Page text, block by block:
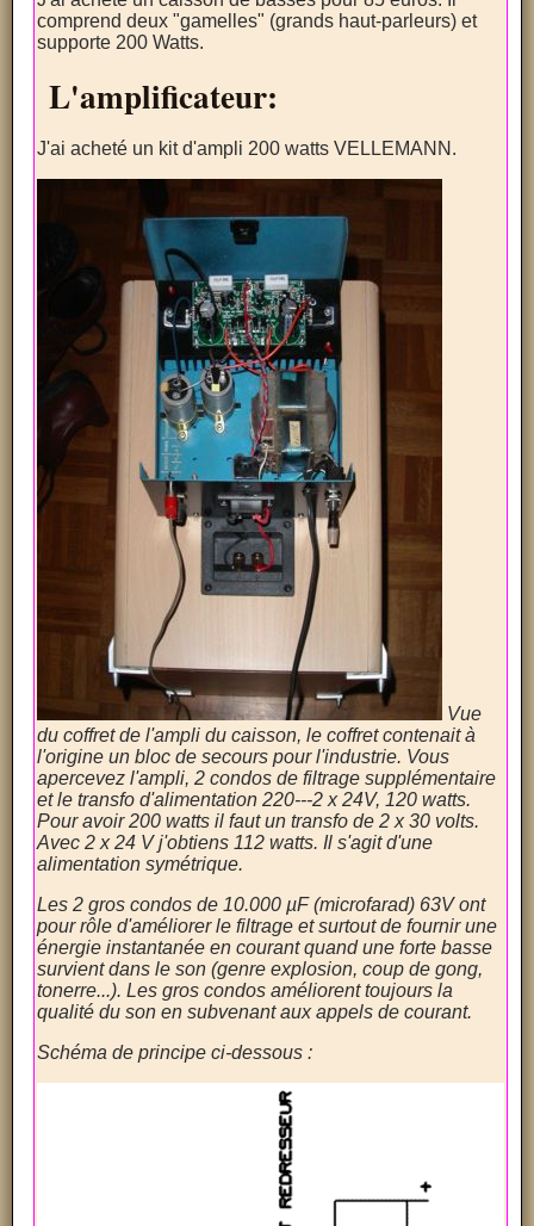
comprend deux "gamelles" (grands haut-parleurs) et
supporte 200 Watts.
L'amplificateur:
J'ai acheté un kit d'ampli 200 watts VELLEMANN.
Vue
du coffret de l'ampli du caisson, le coffret contenait à
l'origine un bloc de secours pour l'industrie. Vous
apercevez l'ampli, 2 condos de filtrage supplémentaire
et le transfo d'alimentation 220---2 x 24V, 120 watts.
Pour avoir 200 watts il faut un transfo de 2 x 30 volts.
Avec 2 x 24 V j'obtiens 112 watts. Il s'agit d'une
alimentation symétrique.
Les 2 gros condos de 10.000 µF (microfarad) 63V ont
pour rôle d'améliorer le filtrage et surtout de fournir une
énergie instantanée en courant quand une forte basse
survient dans le son (genre explosion, coup de gong,
tonerre...). Les gros condos améliorent toujours la
qualité du son en subvenant aux appels de courant.
Schéma de principe ci-dessous :